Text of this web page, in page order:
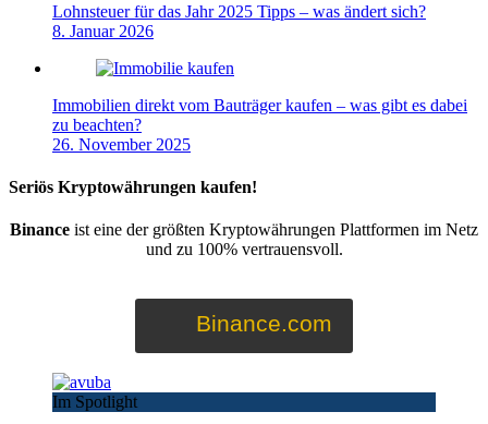
Lohnsteuer für das Jahr 2025 Tipps – was ändert sich?
8. Januar 2026
Immobilien direkt vom Bauträger kaufen – was gibt es dabei
zu beachten?
26. November 2025
Seriös Kryptowährungen kaufen!
Binance ist eine der größten Kryptowährungen Plattformen im Netz
und zu 100% vertrauensvoll.
Binance.com
Im Spotlight